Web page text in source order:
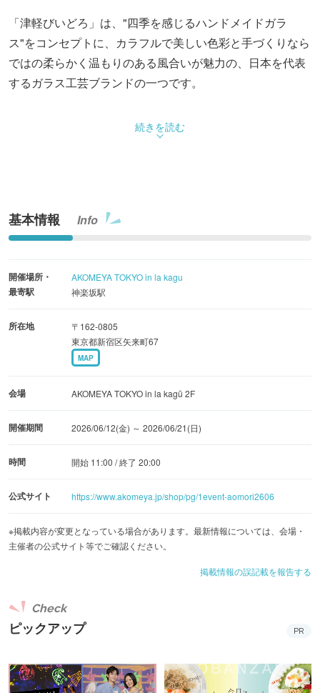
「津軽びいどろ」は、"四季を感じるハンドメイドガラ
ス"をコンセプトに、カラフルで美しい色彩と手づくりなら
ではの柔らかく温もりのある風合いが魅力の、日本を代表
するガラス工芸ブランドの一つです。
昨年初開催し好評を博した本イベントを、今年はさらにス
ケールアップして開催。五感にそっと響く会場演出や体験
会場には、青森の夏を思わせる象徴的な装飾や、思わず足
空気感まで含めて、青森の情景を感じられる空間を目指し
今年はイベントスペースが拡大され、昨年好評だった日比
谷花壇によるフラワーワークショップに加え、「アデリア
角的に“ものづくり”の楽しさを体験できます。
先行販売されるほか、夏の暮らしを涼やかに彩る津軽びい
の銘酒「陸奥八仙」や県産りんごジュースの試飲販売のほ
焼」も登場し、青森の食や工芸の魅力を横断的に発信して
ふと足を踏み入れた瞬間から、どこか遠くへ旅に来たよう
な気分を味わえる、そんな“青森への入口”となるイベント
でみてはいかがでしょうか。
続きを読む
基本情報 Info
開催場所・
最寄駅
AKOMEYA TOKYO in la kagu
神楽坂駅
所在地
〒162-0805
東京都新宿区矢来町67
MAP
会場 AKOMEYA TOKYO in la kagū 2F
開催期間 2026/06/12(金) ～ 2026/06/21(日)
時間 開始 11:00 / 終了 20:00
公式サイト https://www.akomeya.jp/shop/pg/1event-aomori2606
※掲載内容が変更となっている場合があります。最新情報については、会場・
主催者の公式サイト等でご確認ください。
掲載情報の誤記載を報告する
ピックアップ
Check
PR